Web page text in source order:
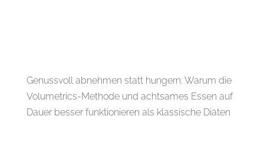
Genussvoll abnehmen statt hungern: Warum die
Volumetrics-Methode und achtsames Essen auf
Dauer besser funktionieren als klassische Diäten